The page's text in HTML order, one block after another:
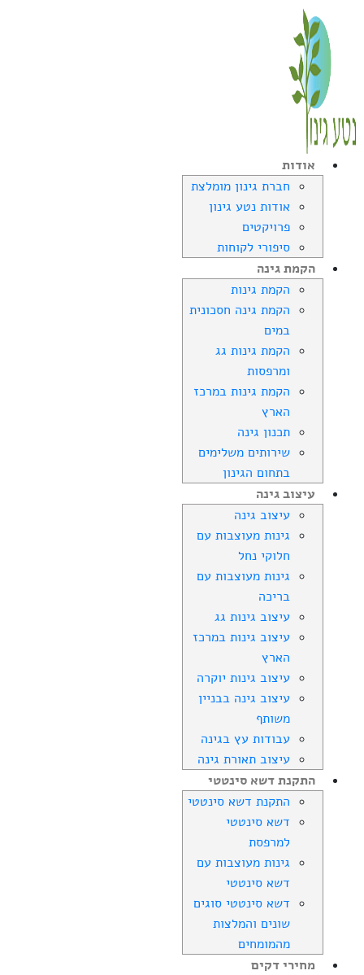
אודות
חברת גינון מומלצת
אודות נטע גינון
פרויקטים
סיפורי לקוחות
הקמת גינה
הקמת גינות
הקמת גינה חסכונית
במים
הקמת גינות גג
ומרפסות
הקמת גינות במרכז
הארץ
תכנון גינה
שירותים משלימים
בתחום הגינון
עיצוב גינה
עיצוב גינה
גינות מעוצבות עם
חלוקי נחל
גינות מעוצבות עם
בריכה
עיצוב גינות גג
עיצוב גינות במרכז
הארץ
עיצוב גינות יוקרה
עיצוב גינה בבניין
משותף
עבודות עץ בגינה
עיצוב תאורת גינה
התקנת דשא סינטטי
התקנת דשא סינטטי
דשא סינטטי
למרפסת
גינות מעוצבות עם
דשא סינטטי
דשא סינטטי סוגים
שונים והמלצות
מהמומחים
מחירי דקים